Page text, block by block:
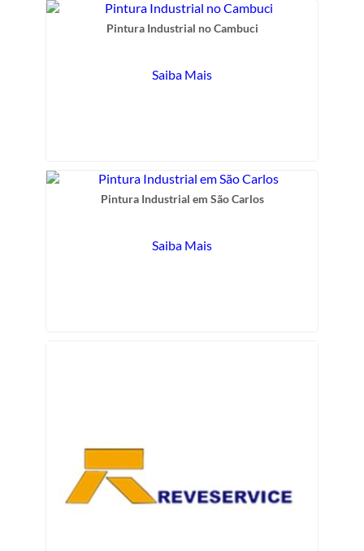
Pintura Industrial no Cambuci
Saiba Mais
Pintura Industrial em São Carlos
Saiba Mais